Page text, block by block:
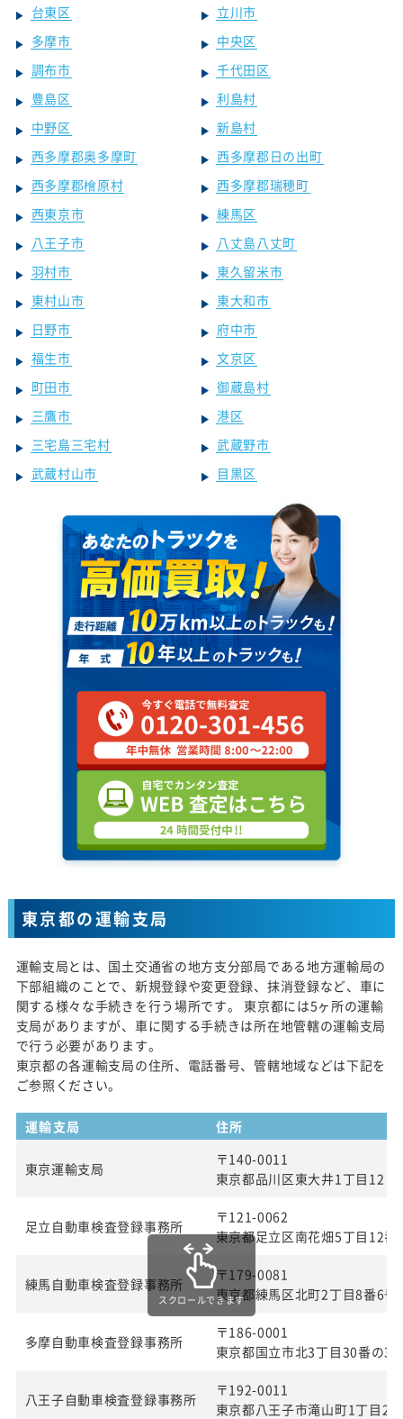
台東区
立川市
多摩市
中央区
調布市
千代田区
豊島区
利島村
中野区
新島村
西多摩郡奥多摩町
西多摩郡日の出町
西多摩郡檜原村
西多摩郡瑞穂町
西東京市
練馬区
八王子市
八丈島八丈町
羽村市
東久留米市
東村山市
東大和市
日野市
府中市
福生市
文京区
町田市
御蔵島村
三鷹市
港区
三宅島三宅村
武蔵野市
武蔵村山市
目黒区
東京都の運輸支局
運輸支局とは、国土交通省の地方支分部局である地方運輸局の
下部組織のことで、新規登録や変更登録、抹消登録など、車に
関する様々な手続きを行う場所です。 東京都には5ヶ所の運輸
支局がありますが、車に関する手続きは所在地管轄の運輸支局
で行う必要があります。
東京都の各運輸支局の住所、電話番号、管轄地域などは下記を
ご参照ください。
運輸支局 住所
東京運輸支局
〒140-0011
東京都品川区東大井1丁目12
足立自動車検査登録事務所
〒121-0062
東京都足立区南花畑5丁目12番
練馬自動車検査登録事務所
〒179-0081
東京都練馬区北町2丁目8番6号
多摩自動車検査登録事務所
〒186-0001
東京都国立市北3丁目30番の3
八王子自動車検査登録事務所
〒192-0011
東京都八王子市滝山町1丁目
スクロールできます